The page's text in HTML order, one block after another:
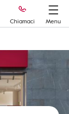
Chiamaci
Menu